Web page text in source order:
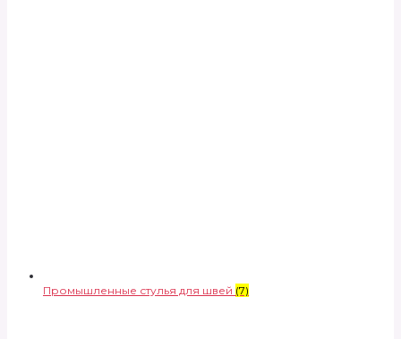
Промышленные стулья для швей (7)